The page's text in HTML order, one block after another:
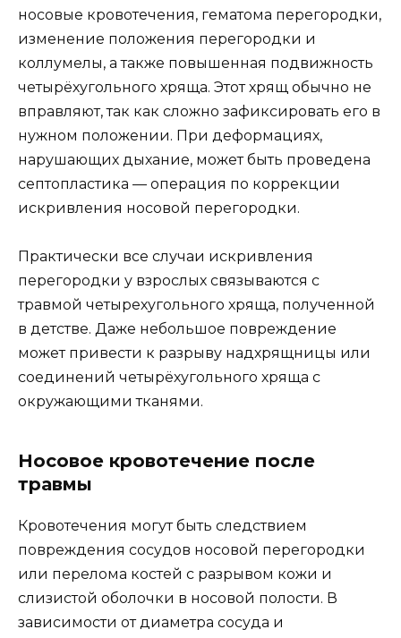
носовые кровотечения, гематома перегородки,
изменение положения перегородки и
коллумелы, а также повышенная подвижность
четырёхугольного хряща. Этот хрящ обычно не
вправляют, так как сложно зафиксировать его в
нужном положении. При деформациях,
нарушающих дыхание, может быть проведена
септопластика — операция по коррекции
искривления носовой перегородки.
Практически все случаи искривления
перегородки у взрослых связываются с
травмой четырехугольного хряща, полученной
в детстве. Даже небольшое повреждение
может привести к разрыву надхрящницы или
соединений четырёхугольного хряща с
окружающими тканями.
Носовое кровотечение после
травмы
Кровотечения могут быть следствием
повреждения сосудов носовой перегородки
или перелома костей с разрывом кожи и
слизистой оболочки в носовой полости. В
зависимости от диаметра сосуда и